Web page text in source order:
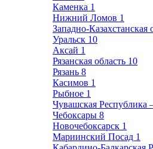
Каменка 1
Нижний Ломов 1
Западно-Казахстанская
Уральск 10
Аксай 1
Рязанская область 10
Рязань 8
Касимов 1
Рыбное 1
Чувашская
Чебоксары 8
Новочебоксарск 1
Мариинский Посад 1